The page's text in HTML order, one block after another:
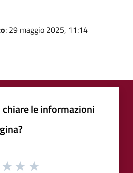
: 29 maggio 2025, 11:14
chiare le informazioni